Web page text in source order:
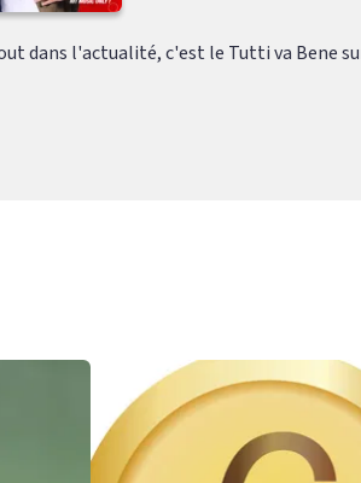
dans l'actualité, c'est le Tutti va Bene